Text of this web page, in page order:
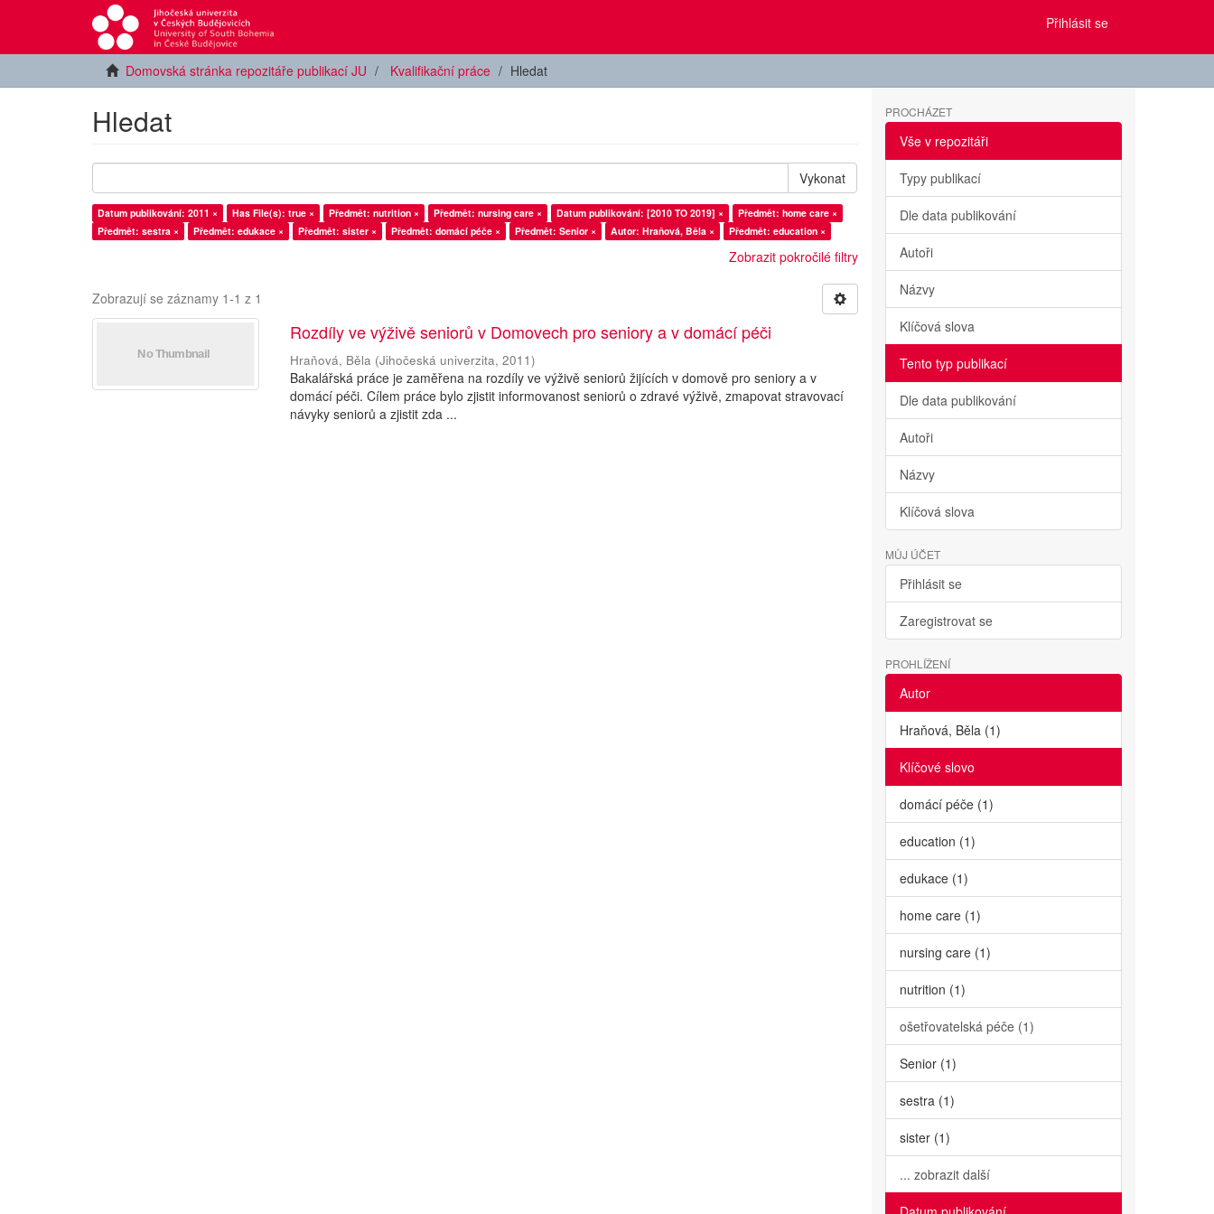
Přihlásit se
Domovská stránka repozitáře publikací JU Kvalifikační práce Hledat
Hledat
Vykonat
Datum publikování: 2011 × Has File(s): true × Předmět: nutrition × Předmět: nursing care × Datum publikování: [2010 TO 2019] ×
Předmět: home care ×
Předmět: sestra ×
Předmět: edukace × Předmět: sister × Předmět: domácí péče × Předmět: Senior × Autor: Hraňová, Běla × Předmět: education ×
Zobrazit pokročilé filtry
Zobrazují se záznamy 1-1 z 1
Rozdíly ve výživě seniorů v Domovech pro seniory a v domácí péči
Hraňová, Běla (Jihočeská univerzita,2011)
Bakalářská práce je zaměřena na rozdíly ve výživě seniorů žijících v domově pro seniory a v
domácí péči. Cílem práce bylo zjistit informovanost seniorů o zdravé výživě, zmapovat stravovací
návyky seniorů a zjistit zda ...
PROCHÁZET
Vše v repozitáři
Typy publikací
Dle data publikování
Autoři
Názvy
Klíčová slova
Tento typ publikací
Dle data publikování
Autoři
Názvy
Klíčová slova
MŮJ ÚČET
Přihlásit se
Zaregistrovat se
PROHLÍŽENÍ
Autor
Hraňová, Běla (1)
Klíčové slovo
domácí péče (1)
education (1)
edukace (1)
home care (1)
nursing care (1)
nutrition (1)
ošetřovatelská péče (1)
Senior (1)
sestra (1)
sister (1)
... zobrazit další